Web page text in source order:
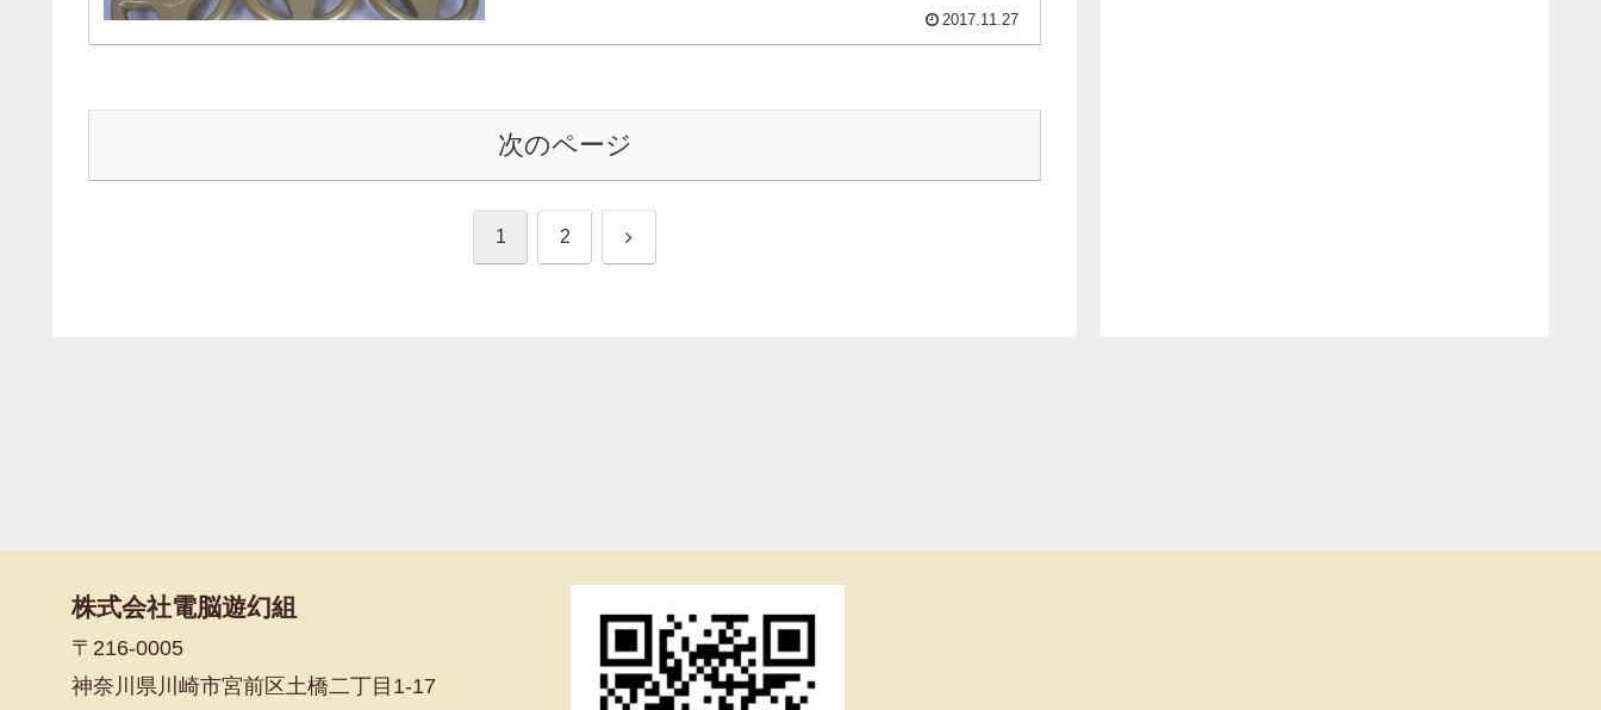
2017.11.27
次のページ
1 2 次
株式会社電脳遊幻組
〒216-0005
神奈川県川崎市宮前区土橋二丁目1-17